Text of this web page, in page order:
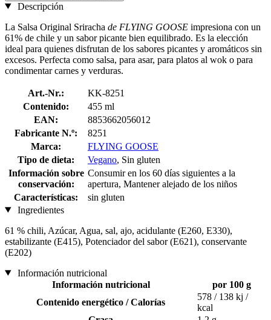
Descripción
La Salsa Original Sriracha de FLYING GOOSE impresiona con un
61% de chile y un sabor picante bien equilibrado. Es la elección
ideal para quienes disfrutan de los sabores picantes y aromáticos sin
excesos. Perfecta como salsa, para asar, para platos al wok o para
condimentar carnes y verduras.
Art.-Nr.:
KK-8251
Contenido:
455 ml
EAN:
8853662056012
Fabricante N.º:
8251
Marca:
FLYING GOOSE
Tipo de dieta:
Vegano, Sin gluten
Información sobre
conservación:
Consumir en los 60 días siguientes a la
apertura, Mantener alejado de los niños
Características:
sin gluten
Ingredientes
61 % chili, Azúcar, Agua, sal, ajo, acidulante (E260, E330),
estabilizante (E415), Potenciador del sabor (E621), conservante
(E202)
Información nutricional
Información nutricional
por 100 g
Contenido energético / Calorías
578 / 138 kj /
kcal